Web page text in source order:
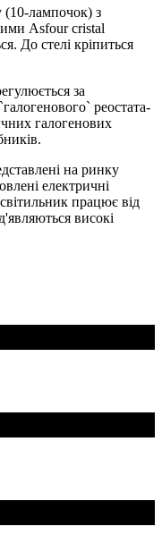
(10-лампочок) з
Аsfour cristal
До стелі кріпиться
за
реостата-
галогенових
на ринку
електричні
працює від
високі